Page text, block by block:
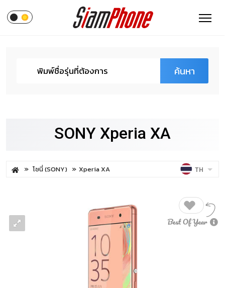
ค้นหา
SONY Xperia XA
โซนี่ (SONY) Xperia XA TH